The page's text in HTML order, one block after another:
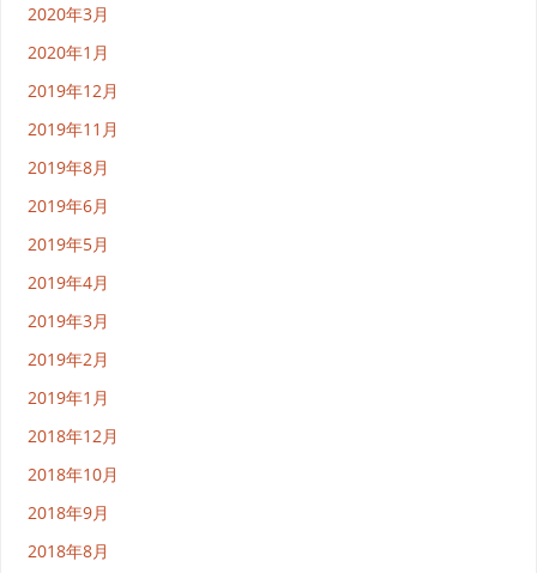
2020年3月
2020年1月
2019年12月
2019年11月
2019年8月
2019年6月
2019年5月
2019年4月
2019年3月
2019年2月
2019年1月
2018年12月
2018年10月
2018年9月
2018年8月